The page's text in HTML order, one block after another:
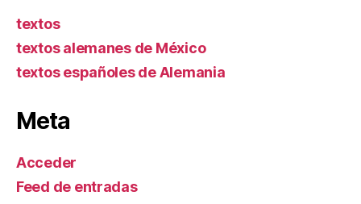
textos
textos alemanes de México
textos españoles de Alemania
Meta
Acceder
Feed de entradas